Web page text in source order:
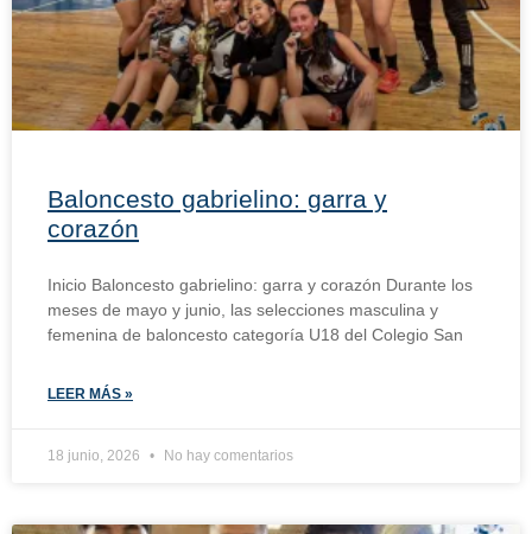
Baloncesto gabrielino: garra y
corazón
Inicio Baloncesto gabrielino: garra y corazón Durante los
meses de mayo y junio, las selecciones masculina y
femenina de baloncesto categoría U18 del Colegio San
LEER MÁS »
18 junio, 2026 No hay comentarios